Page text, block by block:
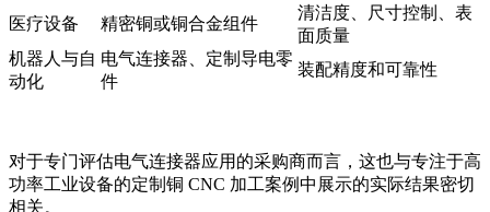
医疗设备 精密铜或铜合金组件
清洁度、尺寸控制、表
面质量
机器人与自
动化
电气连接器、定制导电零
件
装配精度和可靠性
对于专门评估电气连接器应用的采购商而言，这也与专注于高
功率工业设备的定制铜 CNC 加工案例中展示的实际结果密切
相关。